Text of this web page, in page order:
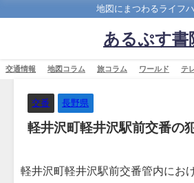
地図にまつわるライフ
あるぷす書
交通情報 地図コラム 旅コラム ワールド テ
交番 長野県
軽井沢町軽井沢駅前交番の
軽井沢町軽井沢駅前交番管内にお